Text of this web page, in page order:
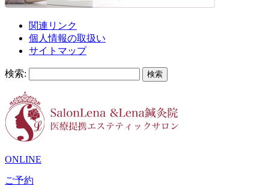
関連リンク
個人情報の取扱い
サイトマップ
検索:
ONLINE
ご予約